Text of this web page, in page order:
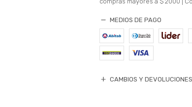
MEDIOS DE PAGO
CAMBIOS Y DEVOLUCIONES